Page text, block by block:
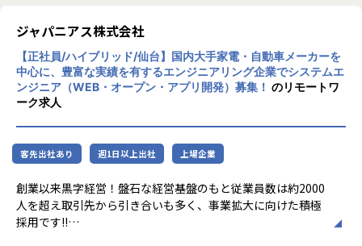
スタンバイ期間は、しっかりJ-collegeにて研修を準備。
ベテラン講師からリアルタイムで教わる事ができます！決
して放置しない会社です。
AIの知見が増えたり資格取得をバックアップしています！
（AIエンジニアコース/IT パスポート試験+基本情報技術者試
★定期的な技術者面談を実施
1ヵ月半～2ヵ月に1度のペースで営業担当による技術者へ
の定期面談を実施。
不満・不安をヒアリングすると同時に、自分が歩んでいき
たいキャリアを共有し、スキルの向上とモチベーションの維
ジャパニアス株式会社
【正社員/ハイブリッド/仙台】国内大手家電・自動車メーカーを
中心に、豊富な実績を有するエンジニアリング企業でシステムエ
ンジニア（WEB・オープン・アプリ開発）募集！ のリモートワ
ーク求人
客先出社あり 週1日以上出社 上場企業
創業以来黒字経営！盤石な経営基盤のもと従業員数は約2000
人を超え取引先から引き合いも多く、事業拡大に向けた積極
採用です!!